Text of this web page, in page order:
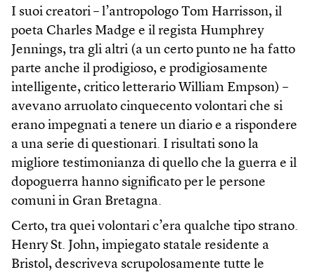
I suoi creatori – l’antropologo Tom Harris­son, il
poeta Charles Madge e il regista Humphrey
Jennings, tra gli altri (a un certo punto ne ha fatto
parte anche il prodigioso, e prodigiosamente
intelligente, critico letterario William Empson) –
avevano arruolato cinquecento volontari che si
erano impegnati a tenere un diario e a rispondere
a una serie di questionari. I risultati sono la
migliore testimonianza di quello che la guerra e il
dopoguerra hanno significato per le persone
comuni in Gran Bretagna.
Certo, tra quei volontari c’era qualche tipo strano.
Henry St. John, impiegato statale residente a
Bristol, descriveva scrupolosamente tutte le